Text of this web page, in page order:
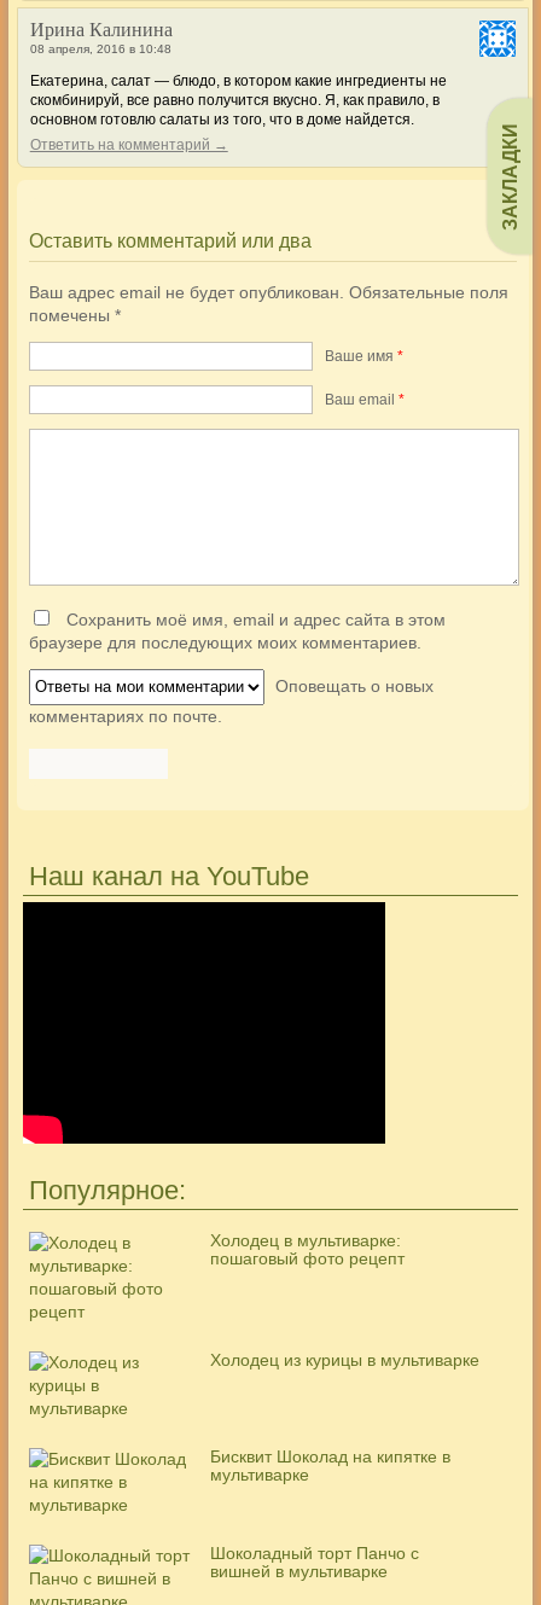
ЗАКЛАДКИ
Ирина Калинина
08 апреля, 2016 в 10:48
Екатерина, салат — блюдо, в котором какие ингредиенты не
скомбинируй, все равно получится вкусно. Я, как правило, в
основном готовлю салаты из того, что в доме найдется.
Ответить на комментарий →
Оставить комментарий или два
Ваш адрес email не будет опубликован. Обязательные поля
помечены *
Ваше имя *
Ваш еmail *
Сохранить моё имя, email и адрес сайта в этом
браузере для последующих моих комментариев.
Оповещать о новых
комментариях по почте.
Наш канал на YouTube
Популярное:
Холодец в мультиварке:
пошаговый фото рецепт
Холодец из курицы в мультиварке
Бисквит Шоколад на кипятке в
мультиварке
Шоколадный торт Панчо с
вишней в мультиварке